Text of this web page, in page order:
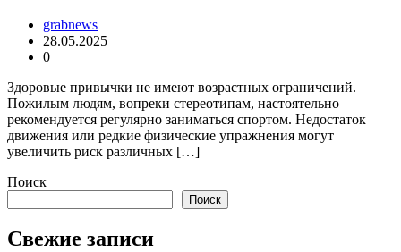
grabnews
28.05.2025
0
Здоровые привычки не имеют возрастных ограничений.
Пожилым людям, вопреки стереотипам, настоятельно
рекомендуется регулярно заниматься спортом. Недостаток
движения или редкие физические упражнения могут
увеличить риск различных […]
Поиск
Поиск
Свежие записи